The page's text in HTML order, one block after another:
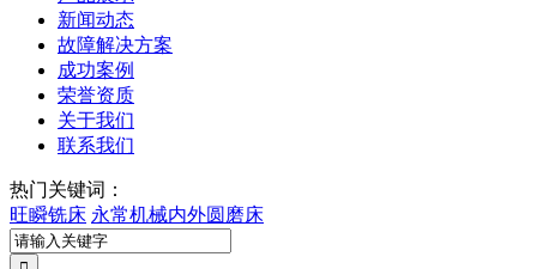
新闻动态
故障解决方案
成功案例
荣誉资质
关于我们
联系我们
热门关键词：
旺瞬铣床 永常机械内外圆磨床